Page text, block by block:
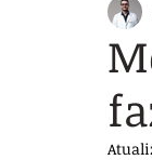
Animais